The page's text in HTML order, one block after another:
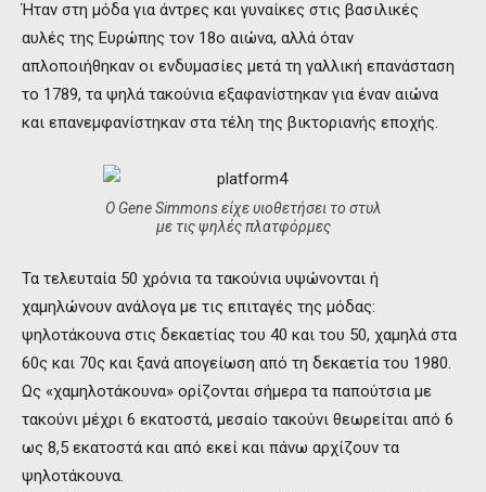
Ήταν στη μόδα για άντρες και γυναίκες στις βασιλικές
αυλές της Ευρώπης τον 18ο αιώνα, αλλά όταν
απλοποιήθηκαν οι ενδυμασίες μετά τη γαλλική επανάσταση
το 1789, τα ψηλά τακούνια εξαφανίστηκαν για έναν αιώνα
και επανεμφανίστηκαν στα τέλη της βικτοριανής εποχής.
Ο Gene Simmons είχε υιοθετήσει το στυλ
με τις ψηλές πλατφόρμες
Τα τελευταία 50 χρόνια τα τακούνια υψώνονται ή
χαμηλώνουν ανάλογα με τις επιταγές της μόδας:
ψηλοτάκουνα στις δεκαετίας του 40 και του 50, χαμηλά στα
60ς και 70ς και ξανά απογείωση από τη δεκαετία του 1980.
Ως «χαμηλοτάκουνα» ορίζονται σήμερα τα παπούτσια με
τακούνι μέχρι 6 εκατοστά, μεσαίο τακούνι θεωρείται από 6
ως 8,5 εκατοστά και από εκεί και πάνω αρχίζουν τα
ψηλοτάκουνα.